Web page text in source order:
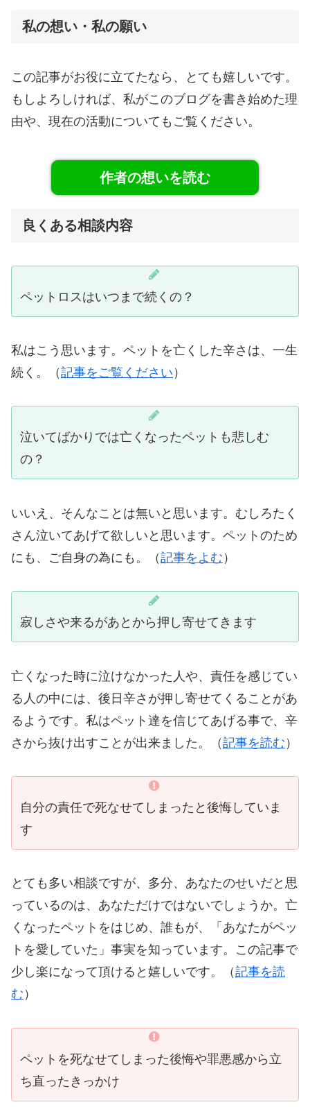
私の想い・私の願い
この記事がお役に立てたなら、とても嬉しいです。
もしよろしければ、私がこのブログを書き始めた理
由や、現在の活動についてもご覧ください。
作者の想いを読む
良くある相談内容
ペットロスはいつまで続くの？
私はこう思います。ペットを亡くした辛さは、一生
続く。（記事をご覧ください ）
泣いてばかりでは亡くなったペットも悲しむ
の？
いいえ、そんなことは無いと思います。むしろたく
さん泣いてあげて欲しいと思います。ペットのため
にも、ご自身の為にも。（記事をよむ ）
寂しさや来るがあとから押し寄せてきます
亡くなった時に泣けなかった人や、責任を感じてい
る人の中には、後日辛さが押し寄せてくることがあ
るようです。私はペット達を信じてあげる事で、辛
さから抜け出すことが出来ました。（記事を読む ）
自分の責任で死なせてしまったと後悔していま
す
とても多い相談ですが、多分、あなたのせいだと思
っているのは、あなただけではないでしょうか。亡
くなったペットをはじめ、誰もが、「あなたがペッ
トを愛していた」事実を知っています。この記事で
少し楽になって頂けると嬉しいです。（記事を読
む ）
ペットを死なせてしまった後悔や罪悪感から立
ち直ったきっかけ